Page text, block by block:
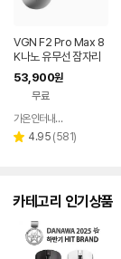
VGN F2 Pro Max 8
K나노 유무선 잠자리
게이밍 마우스 화이트
53,900원
무료
페이
가온인터내셔날
별 4.95 리
(581)
카테고리 인기상품